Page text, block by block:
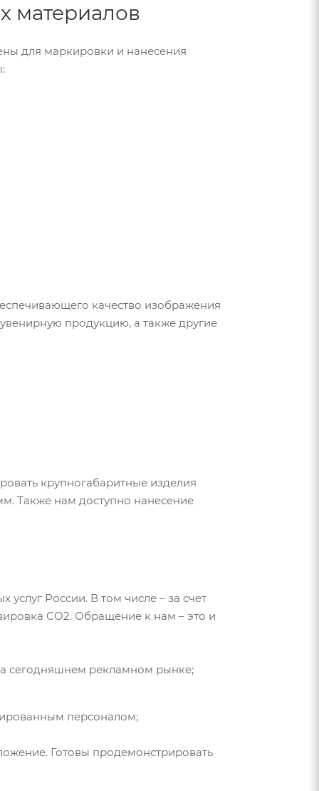
материалов
для маркировки и нанесения
качество изображения
продукцию, а также другие
крупногабаритные изделия
Также нам доступно нанесение
России. В том числе – за счет
CO2. Обращение к нам – это и
сегодняшнем рекламном рынке;
персоналом;
Готовы продемонстрировать